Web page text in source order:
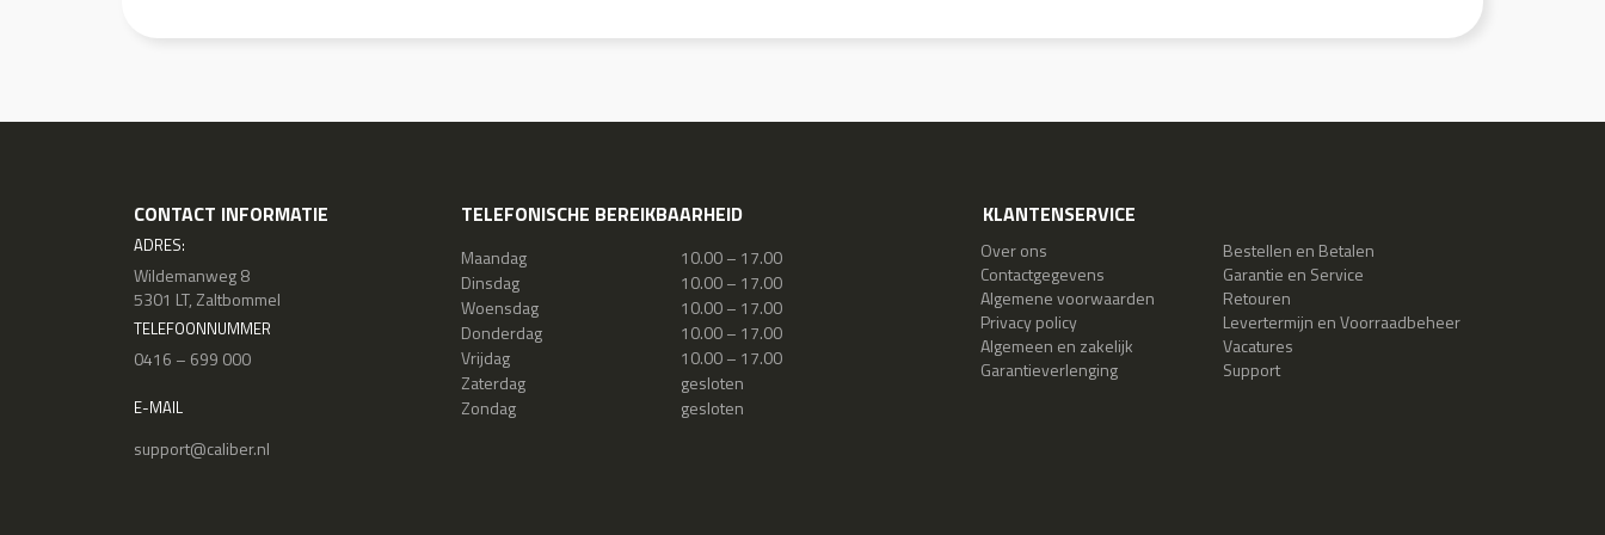
CONTACT INFORMATIE
ADRES:
Wildemanweg 8
5301 LT, Zaltbommel
TELEFOONNUMMER
0416 – 699 000
E-MAIL
support@caliber.nl
TELEFONISCHE BEREIKBAARHEID
Maandag
10.00 – 17.00
Dinsdag
10.00 – 17.00
Woensdag
10.00 – 17.00
Donderdag
10.00 – 17.00
Vrijdag
10.00 – 17.00
Zaterdag
gesloten
Zondag
gesloten
KLANTENSERVICE
Over ons
Contactgegevens
Algemene voorwaarden
Privacy policy
Algemeen en zakelijk
Garantieverlenging
Bestellen en Betalen
Garantie en Service
Retouren
Levertermijn en Voorraadbeheer
Vacatures
Support